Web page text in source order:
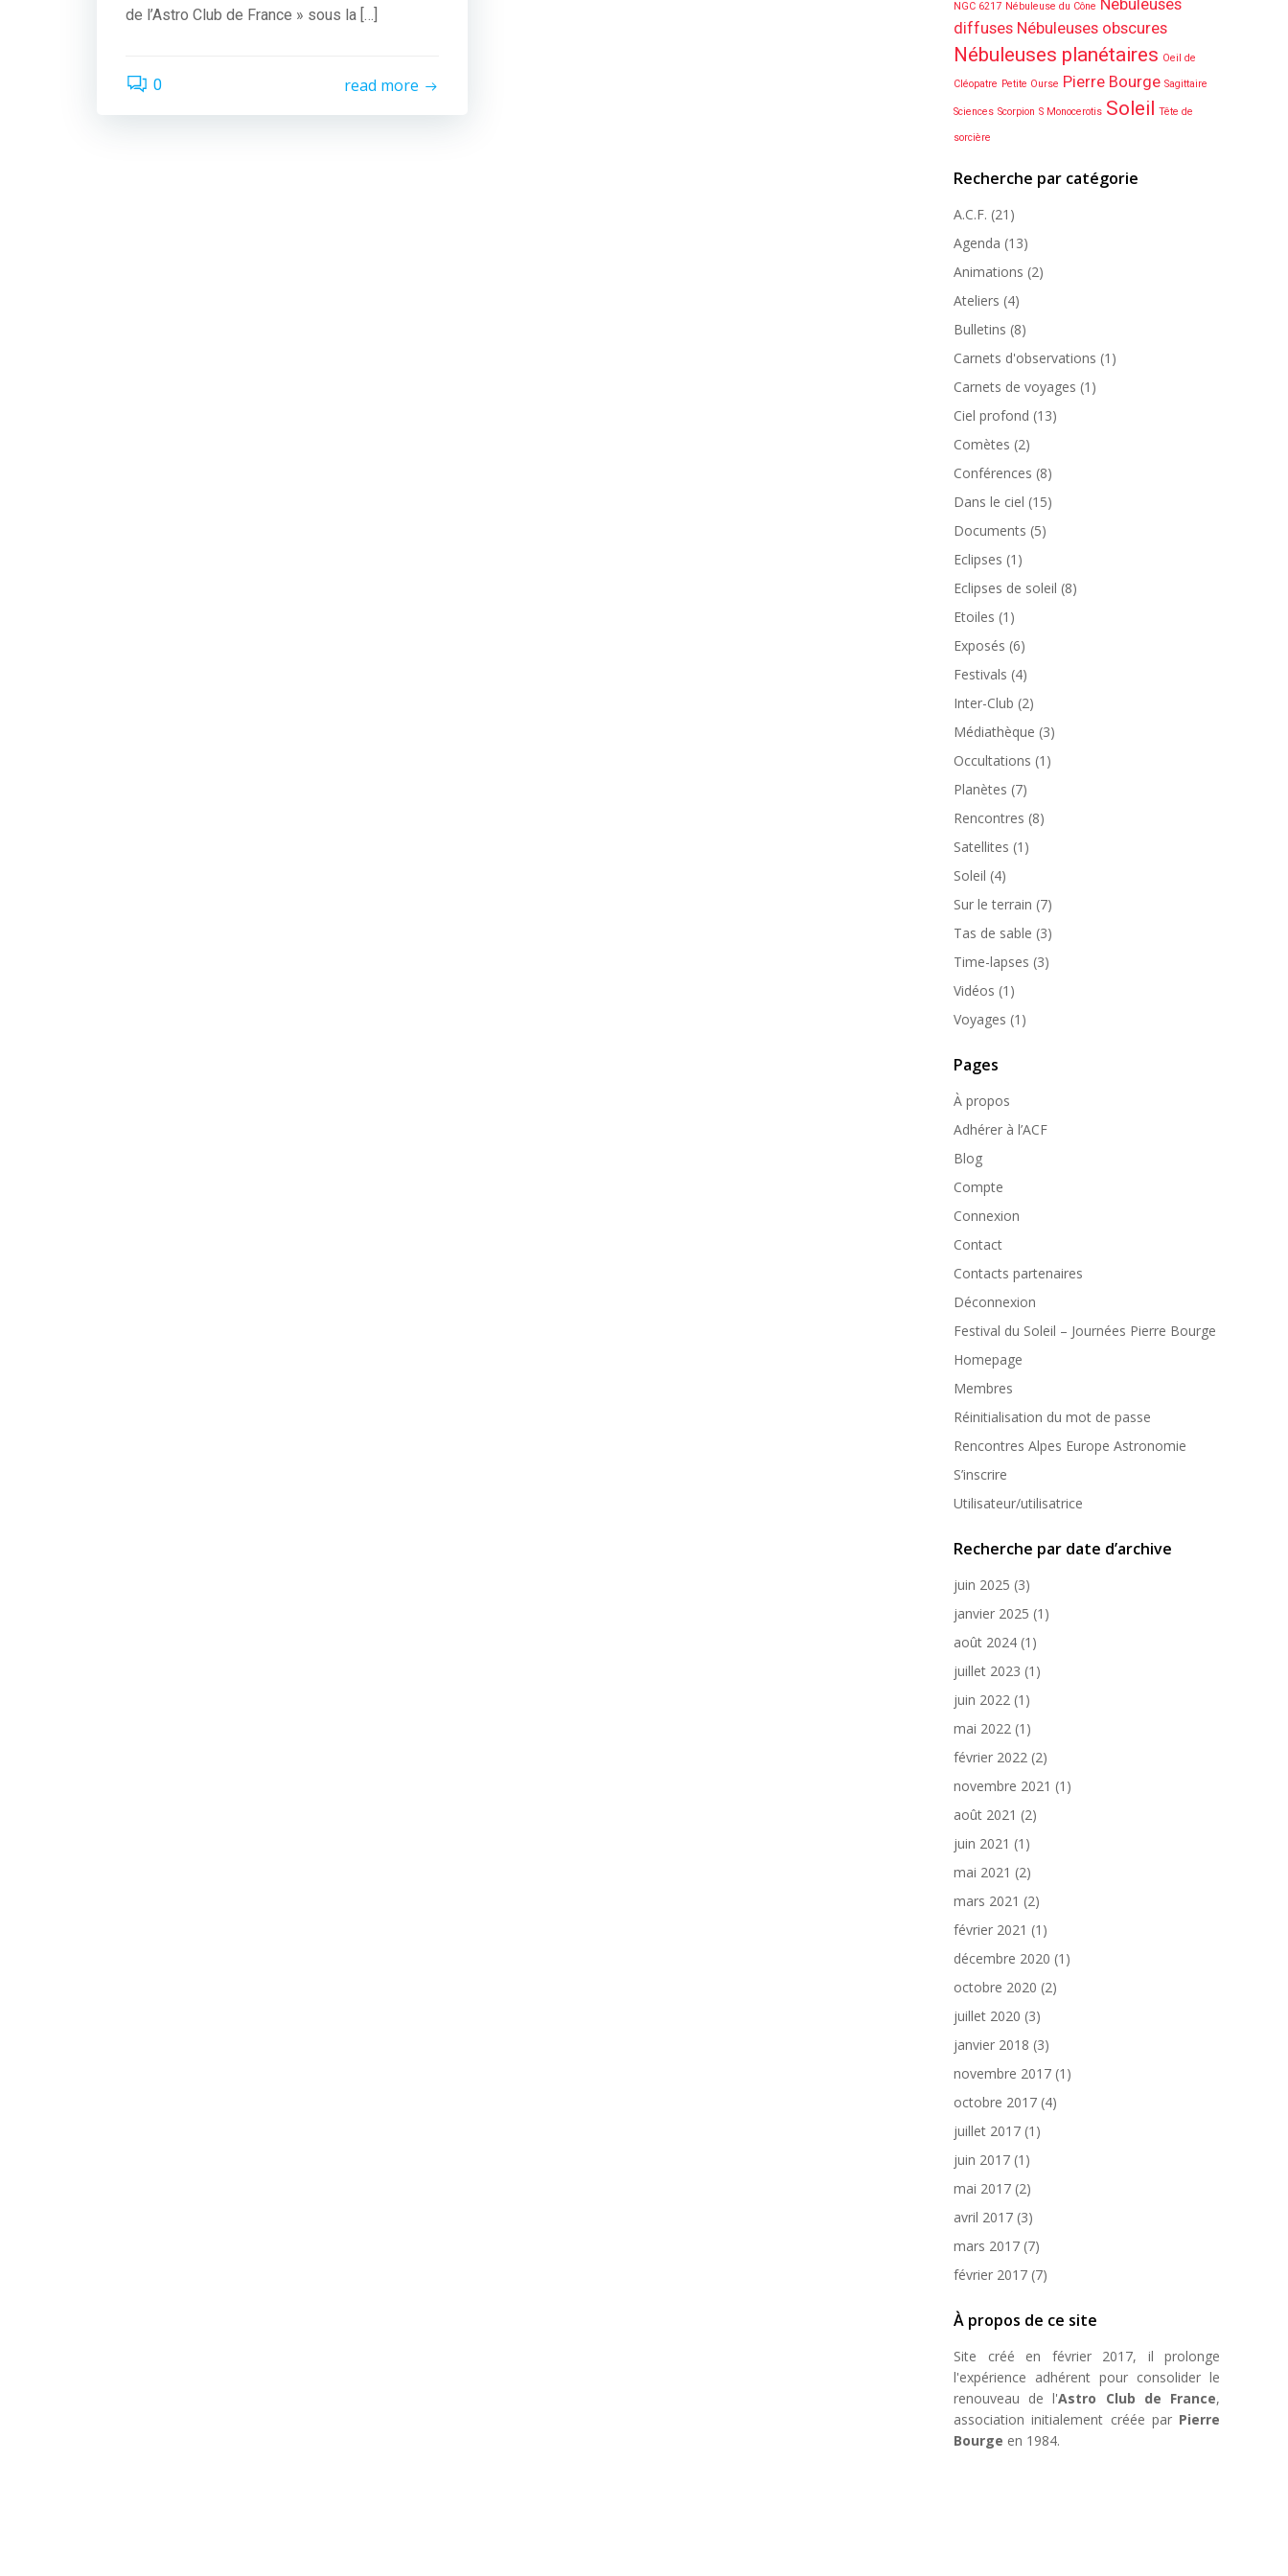
de l’Astro Club de France » sous la […]
0 read more
NGC 6217 Nébuleuse du Cône Nébuleuses
diffuses Nébuleuses obscures
Nébuleuses planétaires Oeil de
Cléopatre Petite Ourse Pierre Bourge Sagittaire
Sciences Scorpion S Monocerotis Soleil Tête de
sorcière
Recherche par catégorie
A.C.F. (21)
Agenda (13)
Animations (2)
Ateliers (4)
Bulletins (8)
Carnets d'observations (1)
Carnets de voyages (1)
Ciel profond (13)
Comètes (2)
Conférences (8)
Dans le ciel (15)
Documents (5)
Eclipses (1)
Eclipses de soleil (8)
Etoiles (1)
Exposés (6)
Festivals (4)
Inter-Club (2)
Médiathèque (3)
Occultations (1)
Planètes (7)
Rencontres (8)
Satellites (1)
Soleil (4)
Sur le terrain (7)
Tas de sable (3)
Time-lapses (3)
Vidéos (1)
Voyages (1)
Pages
À propos
Adhérer à l’ACF
Blog
Compte
Connexion
Contact
Contacts partenaires
Déconnexion
Festival du Soleil – Journées Pierre Bourge
Homepage
Membres
Réinitialisation du mot de passe
Rencontres Alpes Europe Astronomie
S’inscrire
Utilisateur/utilisatrice
Recherche par date d’archive
juin 2025 (3)
janvier 2025 (1)
août 2024 (1)
juillet 2023 (1)
juin 2022 (1)
mai 2022 (1)
février 2022 (2)
novembre 2021 (1)
août 2021 (2)
juin 2021 (1)
mai 2021 (2)
mars 2021 (2)
février 2021 (1)
décembre 2020 (1)
octobre 2020 (2)
juillet 2020 (3)
janvier 2018 (3)
novembre 2017 (1)
octobre 2017 (4)
juillet 2017 (1)
juin 2017 (1)
mai 2017 (2)
avril 2017 (3)
mars 2017 (7)
février 2017 (7)
À propos de ce site
Site créé en février 2017, il prolonge
l'expérience adhérent pour consolider le
renouveau de l'Astro Club de France,
association initialement créée par Pierre
Bourge en 1984.